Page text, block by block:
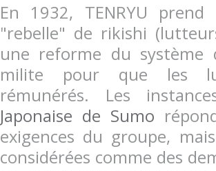
En 1932, TENRYU
"rebelle" de rikishi
une reforme du système
milite pour que les
rémunérés. Les
Japonaise de Sumo
exigences du groupe,
considérées comme des